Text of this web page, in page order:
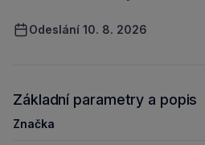
Odeslání 10. 8. 2026
Základní parametry a popis
Značka